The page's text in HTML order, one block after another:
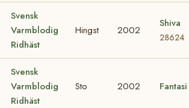
Svensk
Varmblodig
Ridhäst
Hingst 2002
Shiva
28624
Svensk
Varmblodig
Ridhäst
Sto 2002 Fantasi